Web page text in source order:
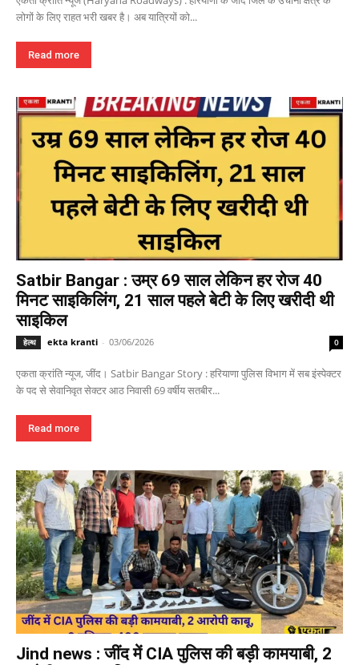
लोगों के लिए राहत भरी खबर है। अब यात्रियों को...
Read more
Satbir Bangar : उम्र 69 साल लेकिन हर रोज 40
मिनट साइकिलिंग, 21 साल पहले बेटी के लिए खरीदी थी
साइकिल
हेल्थ ekta kranti - 03/06/2026 0
एकता क्रांति न्यूज, जींद। Satbir Bangar Story : हरियाणा पुलिस विभाग में सब इंस्पेक्टर
के पद से सेवानिवृत सेक्टर आठ निवासी 69 वर्षीय सतबीर...
Read more
Jind news : जींद में CIA पुलिस की बड़ी कामयाबी, 2